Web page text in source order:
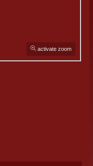
activate zoom